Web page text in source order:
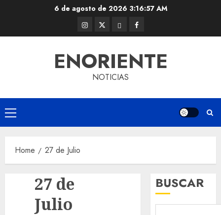
6 de agosto de 2026 3:16:57 AM
Instagram
@EnOriente
Twitter
(X)
ThreadsFacebook
ENORIENTE
NOTICIAS
Primary
Menu
Home 27 de Julio
27 de
Julio
BUSCAR